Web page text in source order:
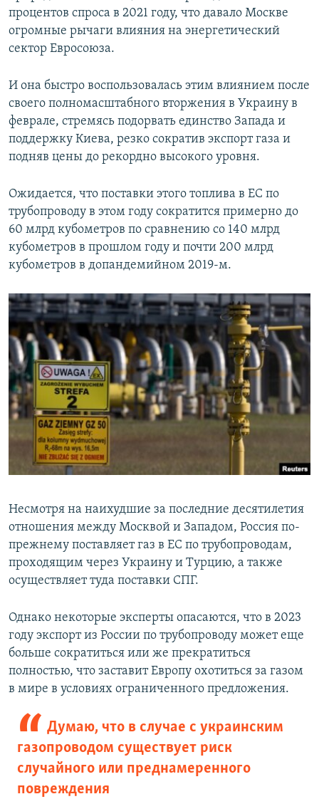
процентов спроса в 2021 году, что давало Москве
огромные рычаги влияния на энергетический
сектор Евросоюза.
И она быстро воспользовалась этим влиянием после
своего полномасштабного вторжения в Украину в
феврале, стремясь подорвать единство Запада и
поддержку Киева, резко сократив экспорт газа и
подняв цены до рекордно высокого уровня.
Ожидается, что поставки этого топлива в ЕС по
трубопроводу в этом году сократится примерно до
60 млрд кубометров по сравнению со 140 млрд
кубометров в прошлом году и почти 200 млрд
кубометров в допандемийном 2019-м.
Несмотря на наихудшие за последние десятилетия
отношения между Москвой и Западом, Россия по-
прежнему поставляет газ в ЕС по трубопроводам,
проходящим через Украину и Турцию, а также
осуществляет туда поставки СПГ.
Однако некоторые эксперты опасаются, что в 2023
году экспорт из России по трубопроводу может еще
больше сократиться или же прекратиться
полностью, что заставит Европу охотиться за газом
в мире в условиях ограниченного предложения.
Думаю, что в случае с украинским
газопроводом существует риск
случайного или преднамеренного
повреждения